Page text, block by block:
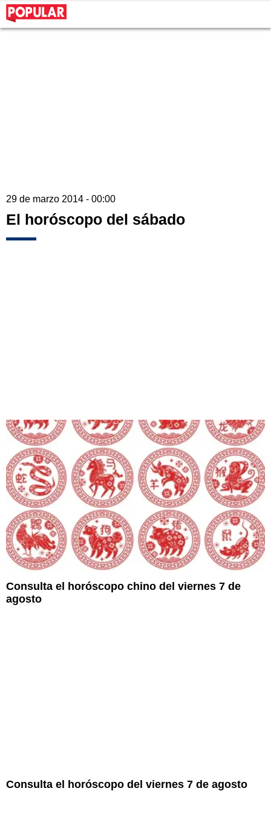
29 de marzo 2014 - 00:00
El horóscopo del sábado
Consulta el horóscopo chino del viernes 7 de
agosto
Consulta el horóscopo del viernes 7 de agosto